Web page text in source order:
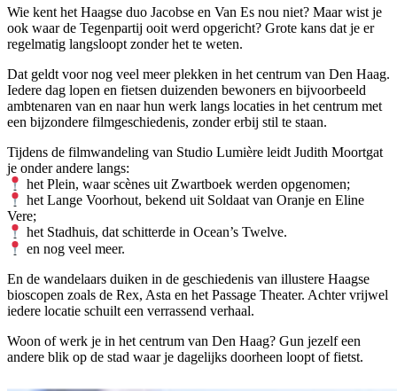
Wie kent het Haagse duo Jacobse en Van Es nou niet? Maar wist je
ook waar de Tegenpartij ooit werd opgericht? Grote kans dat je er
regelmatig langsloopt zonder het te weten.
Dat geldt voor nog veel meer plekken in het centrum van Den Haag.
Iedere dag lopen en fietsen duizenden bewoners en bijvoorbeeld
ambtenaren van en naar hun werk langs locaties in het centrum met
een bijzondere filmgeschiedenis, zonder erbij stil te staan.
Tijdens de filmwandeling van Studio Lumière leidt Judith Moortgat
je onder andere langs:
het Plein, waar scènes uit Zwartboek werden opgenomen;
het Lange Voorhout, bekend uit Soldaat van Oranje en Eline
Vere;
het Stadhuis, dat schitterde in Ocean’s Twelve.
en nog veel meer.
En de wandelaars duiken in de geschiedenis van illustere Haagse
bioscopen zoals de Rex, Asta en het Passage Theater. Achter vrijwel
iedere locatie schuilt een verrassend verhaal.
Woon of werk je in het centrum van Den Haag? Gun jezelf een
andere blik op de stad waar je dagelijks doorheen loopt of fietst.